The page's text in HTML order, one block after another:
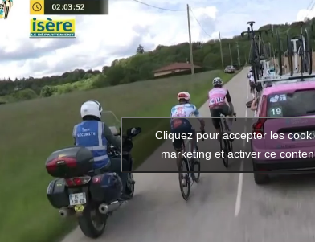
Cliquez pour accepter les
marketing et activer ce